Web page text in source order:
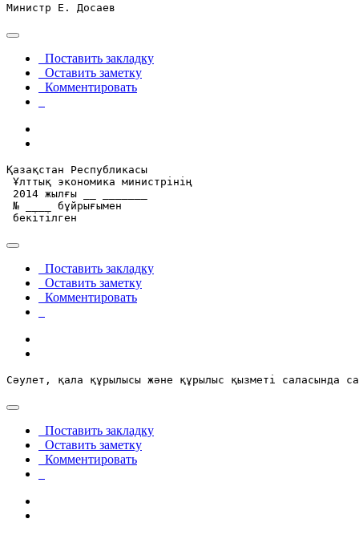
Министр Е. Досаев
Поставить закладку
Оставить заметку
Комментировать
Қазақстан Республикасы
Ұлттық экономика министрінің
2014 жылғы __ _______
№ ____ бұйрығымен
бекітілген
Поставить закладку
Оставить заметку
Комментировать
Сәулет, қала құрылысы және құрылыс қызметі саласында
Поставить закладку
Оставить заметку
Комментировать